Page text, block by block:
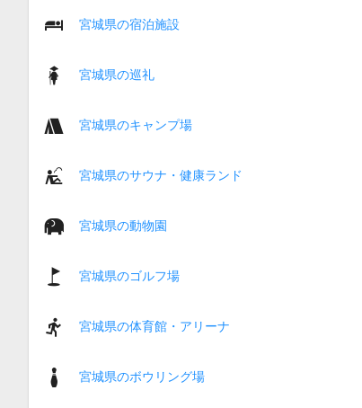
宮城県の宿泊施設
宮城県の巡礼
宮城県のキャンプ場
宮城県のサウナ・健康ランド
宮城県の動物園
宮城県のゴルフ場
宮城県の体育館・アリーナ
宮城県のボウリング場